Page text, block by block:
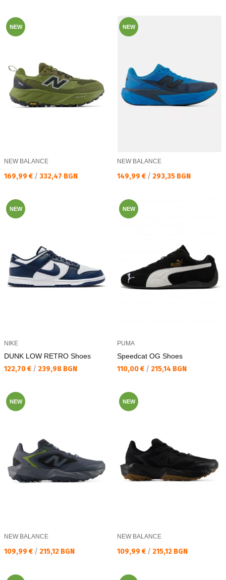
NEW
NEW BALANCE
Текуща цена:
169,99 € / 332,47 BGN
NEW
NEW BALANCE
Текуща цена:
149,99 € / 293,35 BGN
NEW
NIKE
DUNK LOW RETRO Shoes
Текуща цена:
122,70 € / 239,98 BGN
NEW
PUMA
Speedcat OG Shoes
Текуща цена:
110,00 € / 215,14 BGN
NEW
NEW BALANCE
Текуща цена:
109,99 € / 215,12 BGN
NEW
NEW BALANCE
Текуща цена:
109,99 € / 215,12 BGN